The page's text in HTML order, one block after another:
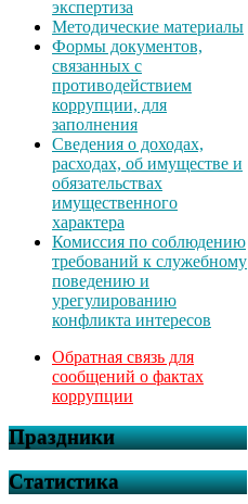
экспертиза
Методические материалы
Формы документов,
связанных с
противодействием
коррупции, для
заполнения
Сведения о доходах,
расходах, об имуществе и
обязательствах
имущественного
характера
Комиссия по соблюдению
требований к служебному
поведению и
урегулированию
конфликта интересов
Обратная связь для
сообщений о фактах
коррупции
Праздники
Статистика